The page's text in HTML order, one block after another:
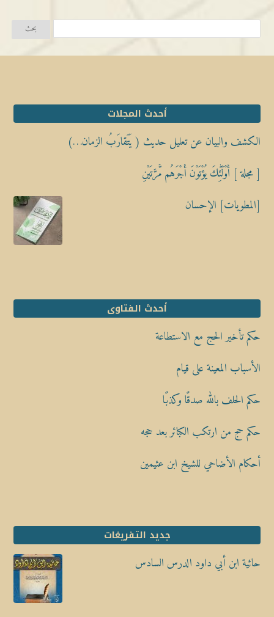
أحدث المجلات
الكشف والبيان عن تعليل حديث ( يَتَقارَبُ الزمان…)
[ مجلة ] أُوْلَٰٓئِكَ يُؤْتَوْنَ أَجْرَهُم مَّرَّتَيْنِ
[المطويات] الإحسان
أحدث الفتاوى
حكم تأخير الحج مع الاستطاعة
الأسباب المعينة على قيام
حكم الحلف بالله صدقًا وكذبًا
حكم حج من ارتكب الكبائر بعد حجه
أحكام الأضاحي للشيخ ابن عثيمين
جديد التفريغات
حائية ابن أبي داود الدرس السادس